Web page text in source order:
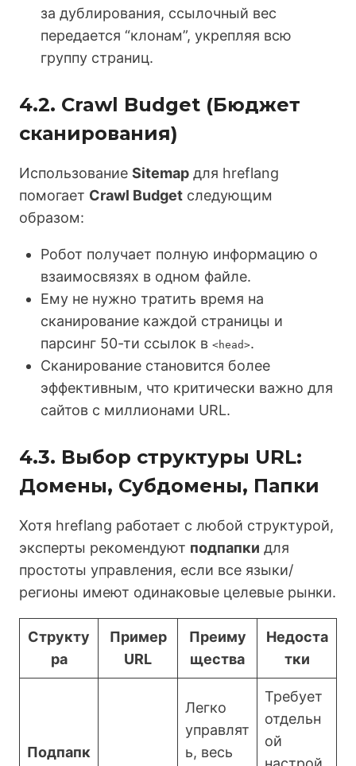
за дублирования, ссылочный вес
передается “клонам”, укрепляя всю
группу страниц.
4.2. Crawl Budget (Бюджет
сканирования)
Использование Sitemap для hreflang
помогает Crawl Budget следующим
образом:
Робот получает полную информацию о
взаимосвязях в одном файле.
Ему не нужно тратить время на
сканирование каждой страницы и
парсинг 50-ти ссылок в <head>.
Сканирование становится более
эффективным, что критически важно для
сайтов с миллионами URL.
4.3. Выбор структуры URL:
Домены, Субдомены, Папки
Хотя hreflang работает с любой структурой,
эксперты рекомендуют подпапки для
простоты управления, если все языки/
регионы имеют одинаковые целевые рынки.
Структу
ра
Пример
URL
Преиму
щества
Недоста
тки
Подпапк
Легко
управлят
ь, весь
Требует
отдельн
ой